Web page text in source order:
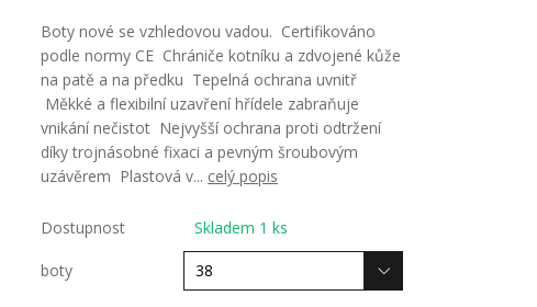
Boty nové se vzhledovou vadou. Certifikováno
podle normy CE Chrániče kotníku a zdvojené kůže
na patě a na předku Tepelná ochrana uvnitř
Měkké a flexibilní uzavření hřídele zabraňuje
vnikání nečistot Nejvyšší ochrana proti odtržení
díky trojnásobné fixaci a pevným šroubovým
uzávěrem Plastová v... celý popis
Dostupnost Skladem 1 ks
boty